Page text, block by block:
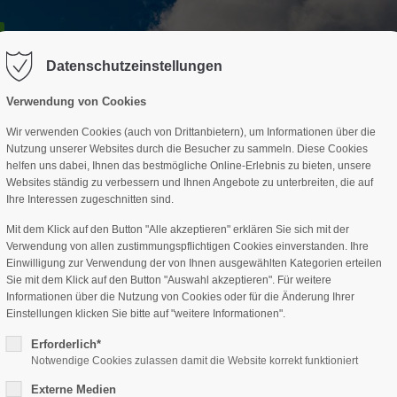
"offcanvas-col2" existiert leider
Der Eintrag "offcanvas-col3"
nicht.
Datenschutzeinstellungen
Verwendung von Cookies
Wir verwenden Cookies (auch von Drittanbietern), um Informationen über die
Nutzung unserer Websites durch die Besucher zu sammeln. Diese Cookies
helfen uns dabei, Ihnen das bestmögliche Online-Erlebnis zu bieten, unsere
Websites ständig zu verbessern und Ihnen Angebote zu unterbreiten, die auf
Ihre Interessen zugeschnitten sind.
Mit dem Klick auf den Button "Alle akzeptieren" erklären Sie sich mit der
Verwendung von allen zustimmungspflichtigen Cookies einverstanden. Ihre
Einwilligung zur Verwendung der von Ihnen ausgewählten Kategorien erteilen
Sie mit dem Klick auf den Button "Auswahl akzeptieren". Für weitere
Informationen über die Nutzung von Cookies oder für die Änderung Ihrer
Einstellungen klicken Sie bitte auf "weitere Informationen".
Erforderlich*
Notwendige Cookies zulassen damit die Website korrekt funktioniert
Externe Medien